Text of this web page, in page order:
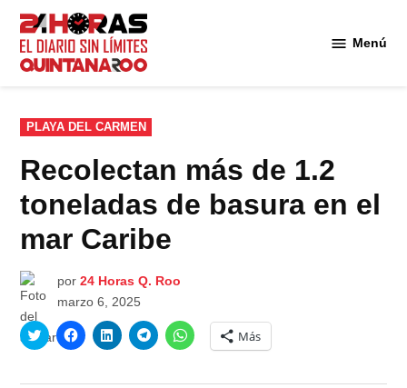
Saltar
contenido
Menú
PUBLICADO
EN
PLAYA DEL CARMEN
Recolectan más de 1.2
toneladas de basura en el
mar Caribe
por 24 Horas Q. Roo
marzo 6, 2025
Haz
clic
en
Haz
clic
en
Haz
clic
en
Haz
clic
en
Haz
clic
para
en
Más